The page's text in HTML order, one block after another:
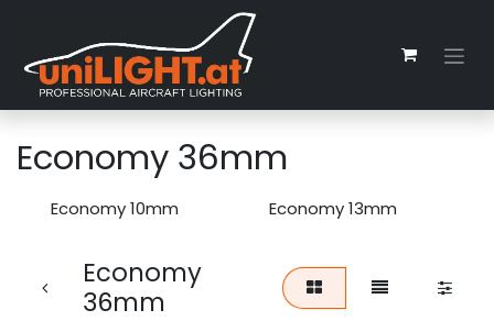
Economy 36mm
Economy 10mm Economy 13mm
Economy
36mm